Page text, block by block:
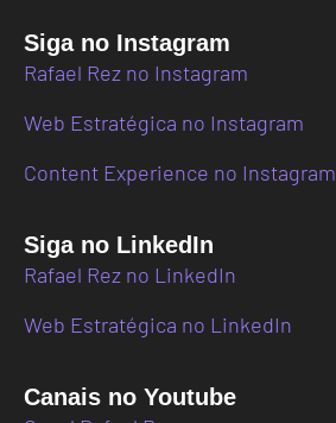
Siga no Instagram
Rafael Rez no Instagram
Web Estratégica no Instagram
Content Experience no Instagram
Siga no LinkedIn
Rafael Rez no LinkedIn
Web Estratégica no LinkedIn
Canais no Youtube